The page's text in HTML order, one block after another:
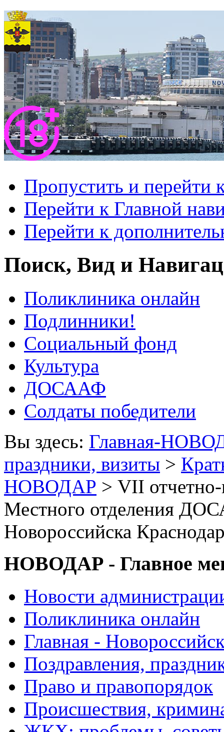
Пропустить и перейти
Перейти к Главной
Перейти к
Поиск, Вид и
Поликлиника онлайн
Подлинники!
Социальный фонд
Культура
ДОСААФ
Солдаты победители
Вы здесь: Главная-
праздники, визиты >
НОВОДАР > VII
Местного отделения
Новороссийска
НОВОДАР - Главное
Новости
Поликлиника онлайн
Главная -
Поздравления,
Право и правопорядок
Происшествия,